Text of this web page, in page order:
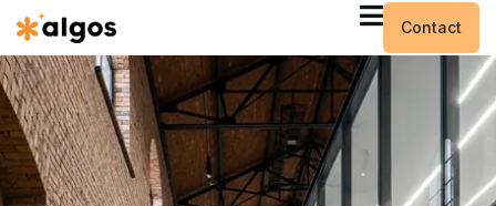
Contact